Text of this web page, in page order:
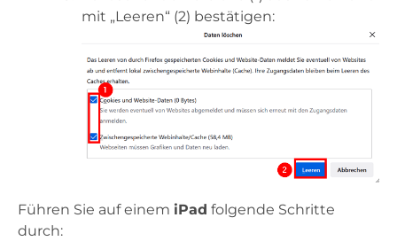
mit „Leeren“ (2) bestätigen:
Führen Sie auf einem iPad folgende Schritte
durch: